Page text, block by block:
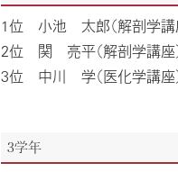
1位 小池 太郎（解剖学講
2位 関 亮平（解剖学講座
3位 中川 学（医化学講座
3学年